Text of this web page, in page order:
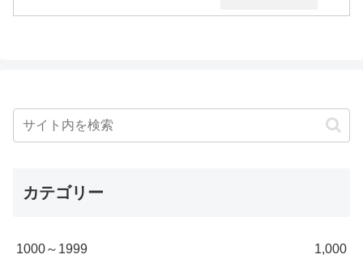
カテゴリー
1000～1999 1,000